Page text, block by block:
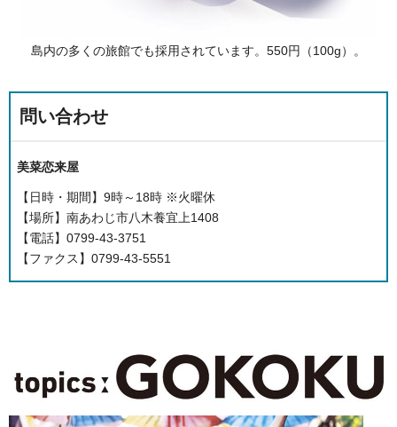
島内の多くの旅館でも採用されています。550円（100g）。
問い合わせ
美菜恋来屋
【日時・期間】9時～18時 ※火曜休
【場所】南あわじ市八木養宜上1408
【電話】0799-43-3751
【ファクス】0799-43-5551